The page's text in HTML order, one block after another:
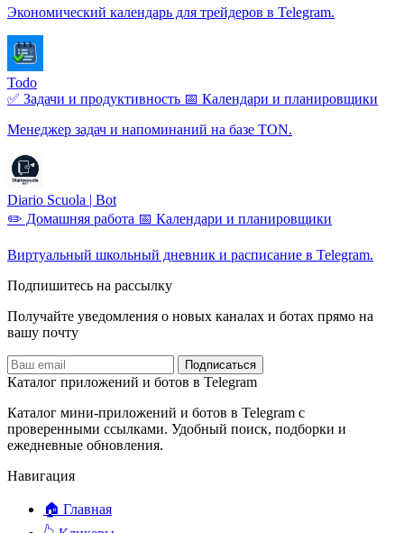
Экономический календарь для трейдеров в Telegram.
Todo
✅ Задачи и продуктивность 📅 Календари и планировщики
Менеджер задач и напоминаний на базе TON.
Diario Scuola | Bot
✏️ Домашняя работа 📅 Календари и планировщики
Виртуальный школьный дневник и расписание в Telegram.
Подпишитесь на рассылку
Получайте уведомления о новых каналах и ботаx прямо на
вашу почту
Подписаться
Каталог приложений и ботов в Telegram
Каталог мини-приложений и ботов в Telegram с
проверенными ссылками. Удобный поиск, подборки и
ежедневные обновления.
Навигация
🏠 Главная